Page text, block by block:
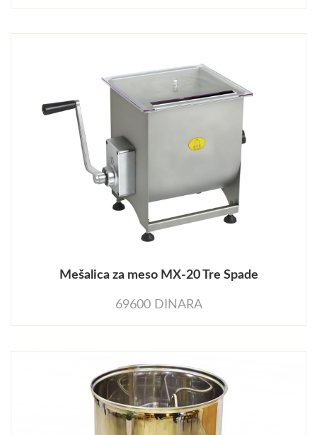
Mešalica za meso MX-20 Tre Spade
69600 DINARA